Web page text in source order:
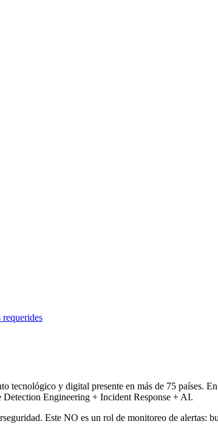
tecnológico y digital presente en más de 75 países.
Detection Engineering + Incident Response + AI.
Este NO es un rol de monitoreo de alertas: